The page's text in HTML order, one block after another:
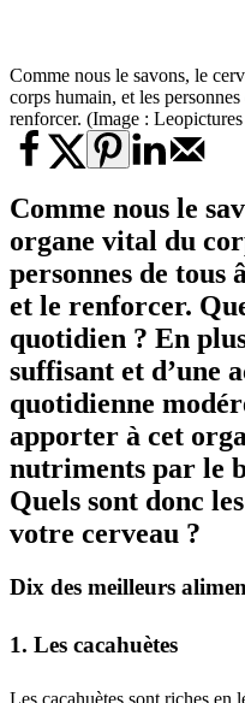
Comme nous le savons, le
corps humain, et les
renforcer. (Image :
Comme nous le
organe vital du
personnes de
et le renforcer.
quotidien ? En
suffisant et d’une
quotidienne
apporter à cet
nutriments par le
Quels sont donc les
votre cerveau ?
Dix des meilleurs
1. Les cacahuètes
Les cacahuètes sont riches en